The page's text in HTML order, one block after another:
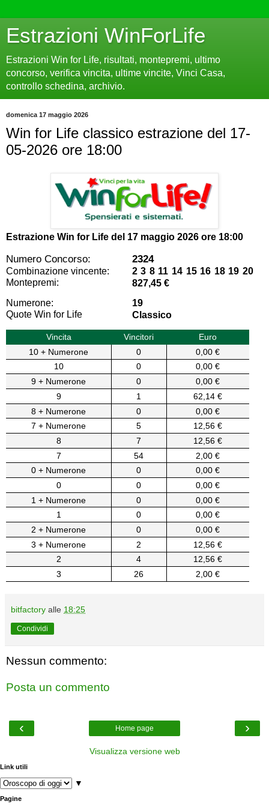
Estrazioni WinForLife
Estrazioni Win for Life, risultati, montepremi, ultimo
concorso, verifica vincita, ultime vincite, Vinci Casa,
controllo schedina, archivio.
domenica 17 maggio 2026
Win for Life classico estrazione del 17-
05-2026 ore 18:00
Estrazione Win for Life del 17 maggio 2026 ore 18:00
Numero Concorso: 2324
Combinazione vincente:
2 3 8 11 14 15 16 18 19 20
Montepremi:
827,45 €
Numerone:
19
Quote Win for Life
Classico
Vincita Vincitori
Euro
10 + Numerone
0
0,00 €
10
0
0,00 €
9 + Numerone
0
0,00 €
9
1
62,14 €
8 + Numerone
0
0,00 €
7 + Numerone
5
12,56 €
8
7
12,56 €
7
54
2,00 €
0 + Numerone
0
0,00 €
0
0
0,00 €
1 + Numerone
0
0,00 €
1
0
0,00 €
2 + Numerone
0
0,00 €
3 + Numerone
2
12,56 €
2
4
12,56 €
3
26 2,00 €
bitfactory alle 18:25
Condividi
Nessun commento:
Posta un commento
‹ ›
Home page
Visualizza versione web
Link utili
▼
Pagine